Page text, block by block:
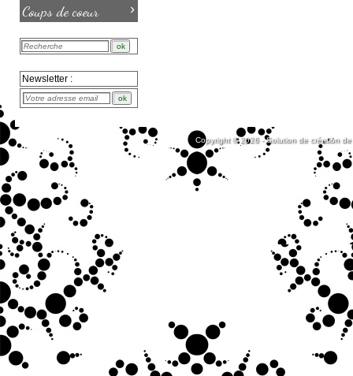
Coups de coeur ›
Newsletter :
Copyright © 2026 - Solution de création